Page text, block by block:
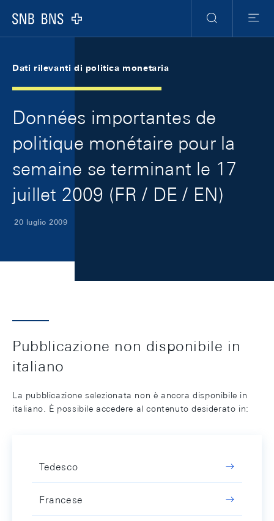
Logo
Ricerca
Menu
Dati rilevanti di politica monetaria
Données importantes de
politique monétaire pour la
semaine se terminant le 17
juillet 2009 (FR / DE / EN)
20 luglio 2009
Pubblicazione non disponibile in
italiano
La pubblicazione selezionata non è ancora disponibile in
italiano. È possibile accedere al contenuto desiderato in:
Tedesco
Francese